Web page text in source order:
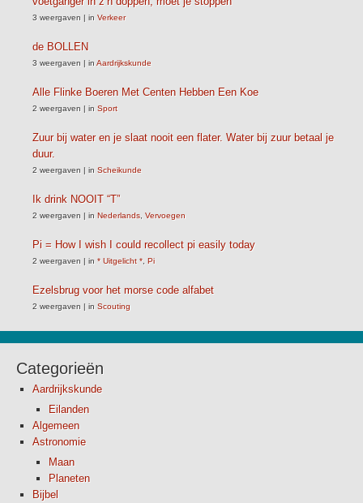
3 weergaven | in Verkeer
de BOLLEN
3 weergaven | in Aardrijkskunde
Alle Flinke Boeren Met Centen Hebben Een Koe
2 weergaven | in Sport
Zuur bij water en je slaat nooit een flater. Water bij zuur betaal je
duur.
2 weergaven | in Scheikunde
Ik drink NOOIT “T”
2 weergaven | in Nederlands Vervoegen
Pi = How I wish I could recollect pi easily today
2 weergaven | in * Uitgelicht * Pi
Ezelsbrug voor het morse code alfabet
2 weergaven | in Scouting
Categorieën
Aardrijkskunde
Eilanden
Algemeen
Astronomie
Maan
Planeten
Bijbel